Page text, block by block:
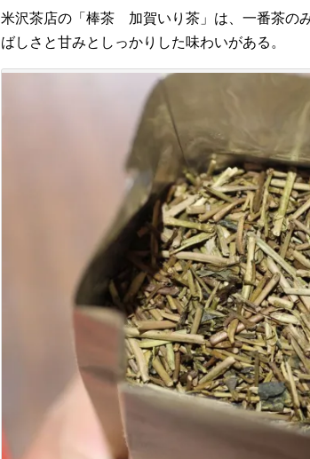
米沢茶店の「棒茶 加賀いり茶」は、一番茶の
ばしさと甘みとしっかりした味わいがある。